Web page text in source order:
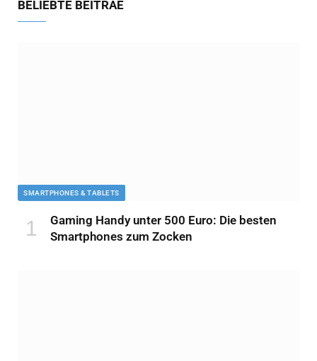
BELIEBTE BEITRÄE
SMARTPHONES & TABLETS
Gaming Handy unter 500 Euro: Die besten
Smartphones zum Zocken